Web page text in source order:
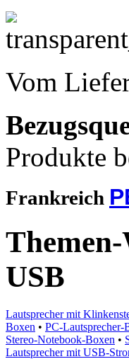
Vom
Produkte
Frankreich
USB
Lautsprecher mit
Boxen • PC-Lautsprecher-
Stereo-Notebook-Boxen •
Lautsprecher mit USB-